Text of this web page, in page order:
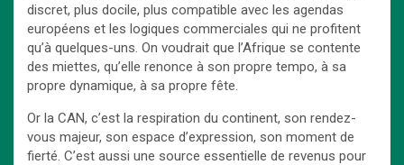
discret, plus docile, plus compatible avec les agendas
européens et les logiques commerciales qui ne profitent
qu’à quelques-uns. On voudrait que l’Afrique se contente
des miettes, qu’elle renonce à son propre tempo, à sa
propre dynamique, à sa propre fête.
Or la CAN, c’est la respiration du continent, son rendez-
vous majeur, son espace d’expression, son moment de
fierté. C’est aussi une source essentielle de revenus pour